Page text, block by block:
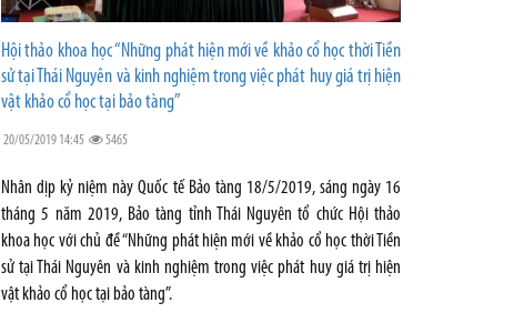
Hội thảo khoa học “Những phát hiện mới về khảo cổ học thời Tiền
sử tại Thái Nguyên và kinh nghiệm trong việc phát huy giá trị hiện
vật khảo cổ học tại bảo tàng”
20/05/2019 14:45 5465
Nhân dịp kỷ niệm này Quốc tế Bảo tàng 18/5/2019, sáng ngày 16
tháng 5 năm 2019, Bảo tàng tỉnh Thái Nguyên tổ chức Hội thảo
khoa học với chủ đề “Những phát hiện mới về khảo cổ học thời Tiền
sử tại Thái Nguyên và kinh nghiệm trong việc phát huy giá trị hiện
vật khảo cổ học tại bảo tàng”.